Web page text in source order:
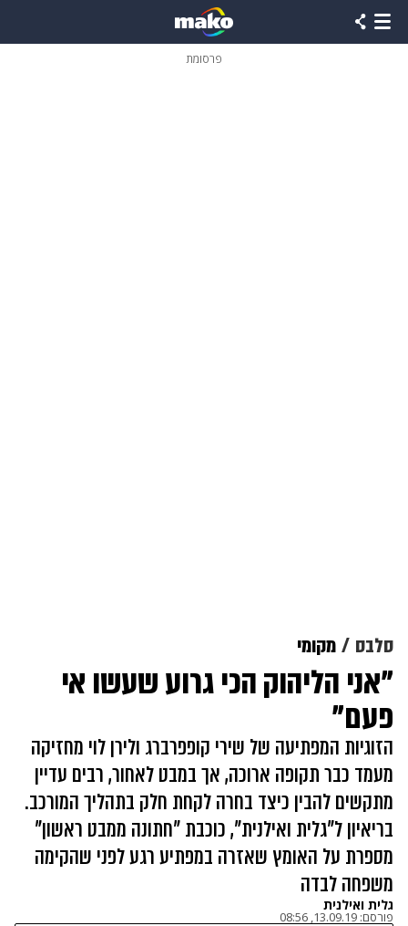
פרסומת
סלבס מקומי
"אני הליהוק הכי גרוע שעשו אי
פעם"
הזוגיות המפתיעה של שירי קופפרברג ולירן לוי מחזיקה
מעמד כבר תקופה ארוכה, אך במבט לאחור, רבים עדיין
מתקשים להבין כיצד בחרה לקחת חלק בתהליך המורכב.
בריאיון ל"גלית ואילנית", כוכבת "חתונה ממבט ראשון"
מספרת על האומץ שאזרה במפתיע רגע לפני שהקימה
משפחה לבדה
גלית ואילנית
פורסם: 13.09.19, 08:56